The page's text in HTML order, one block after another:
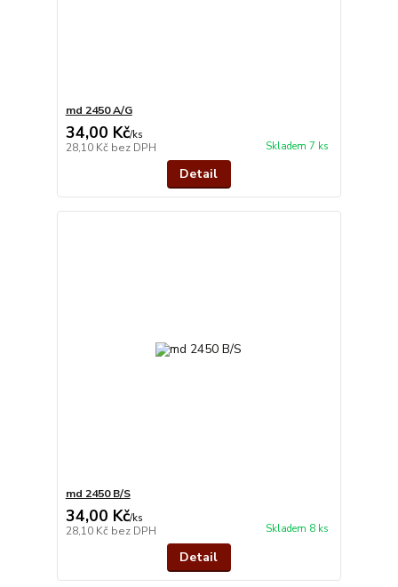
md 2450 A/G
34,00 Kč/ks
28,10 Kč bez DPH Skladem 7 ks
Detail
md 2450 B/S
34,00 Kč/ks
28,10 Kč bez DPH Skladem 8 ks
Detail